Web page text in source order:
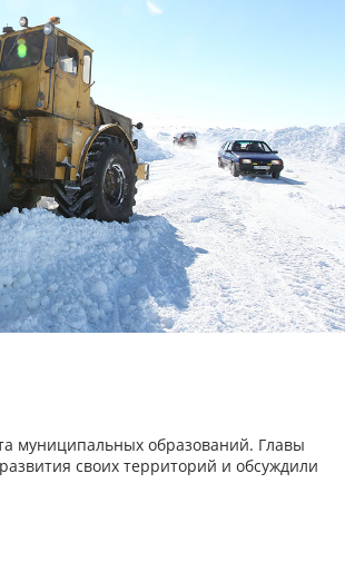
муниципальных образований. Главы
своих территорий и обсуждили